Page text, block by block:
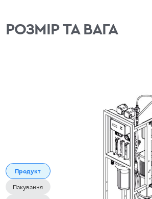
РОЗМІР ТА ВАГА
Продукт
Пакування